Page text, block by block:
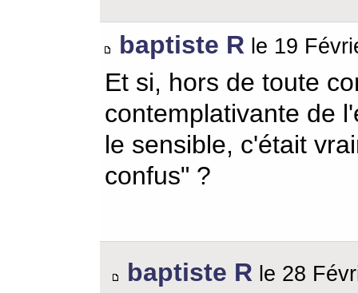
baptiste R le 19
Et si, hors de toute
contemplativante de
le sensible, c'était
confus" ?
baptiste R le 28